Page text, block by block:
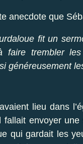
anecdote que
fit un
faire trembler
généreusement
lieu dans
fallait envoyer
qui gardait les